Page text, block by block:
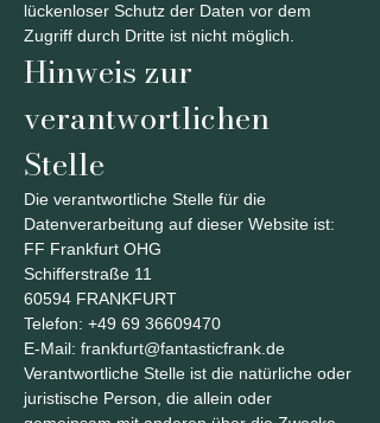
lückenloser Schutz der Daten vor dem
Zugriff durch Dritte ist nicht möglich.
Hinweis zur
verantwortlichen
Stelle
Die verantwortliche Stelle für die
Datenverarbeitung auf dieser Website ist:
FF Frankfurt OHG
Schifferstraße 11
60594 FRANKFURT
Telefon: +49 69 36609470
E-Mail: frankfurt@fantasticfrank.de
Verantwortliche Stelle ist die natürliche oder
juristische Person, die allein oder